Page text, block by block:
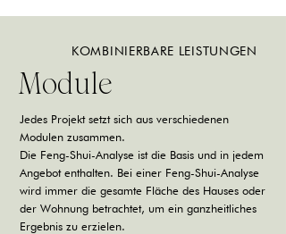
Module
KOMBINIERBARE LEISTUNGEN
Jedes Projekt setzt sich aus verschiedenen
Modulen zusammen.
Die Feng-Shui-Analyse ist die Basis und in jedem
Angebot enthalten. Bei einer Feng-Shui-Analyse
wird immer die gesamte Fläche des Hauses oder
der Wohnung betrachtet, um ein ganzheitliches
Ergebnis zu erzielen.